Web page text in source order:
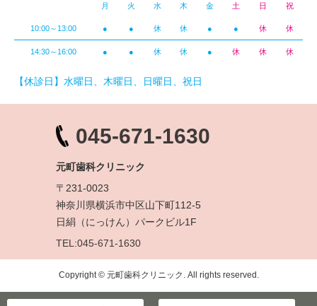
月 火 水 木 金 土 日 祝
10:00～13:00 ● ● 休 休 ● ● 休 休
14:30～16:00 ● ● 休 休 ● 休 休 休
【休診日】水曜日、木曜日、日曜日、祝日
045-671-1630
元町歯科クリニック
〒231-0023
神奈川県横浜市中区山下町112-5
日絹（にっけん）パークビル1F
TEL:045-671-1630
Copyright © 元町歯科クリニック. All rights reserved.